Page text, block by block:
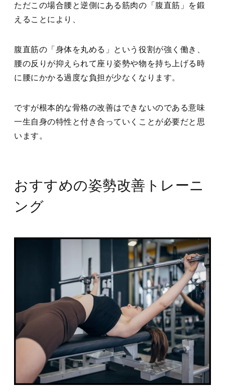
ただこの場合腰と逆側にある筋肉の「腹直筋」を鍛
えることにより、
腹直筋の「身体を丸める」という役割が強く働き、
腰の反りが抑えられて座り姿勢や物を持ち上げる時
に腰にかかる過度な負担が少なくなります。
ですが根本的な骨格の改善はできないのである意味
一生自身の特性と付き合っていくことが必要だと思
います。
おすすめの姿勢改善トレーニ
ング